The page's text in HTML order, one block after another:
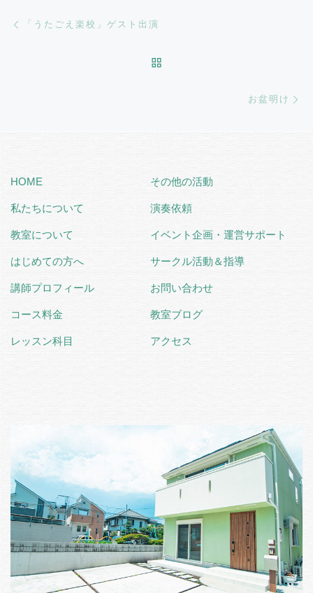
「うたごえ楽校」ゲスト出演
お盆明け
HOME
私たちについて
教室について
はじめての方へ
講師プロフィール
コース料金
レッスン科目
その他の活動
演奏依頼
イベント企画・運営サポート
サークル活動＆指導
お問い合わせ
教室ブログ
アクセス